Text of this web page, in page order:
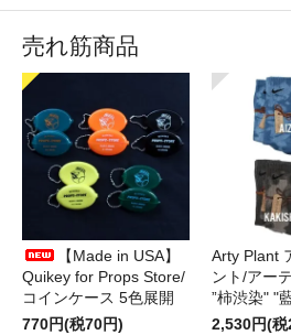
売れ筋商品
【Made in USA】
Quikey for Props Store/
コインケース 5色展開
770円(税70円)
Arty Plant
ント/アー
”柿渋染" "
2,530円(税